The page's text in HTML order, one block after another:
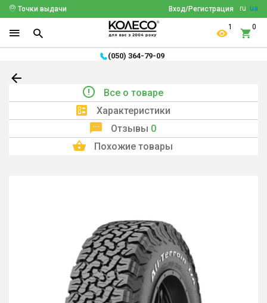
ru ua
Вход/Регистрация
Точки выдачи
1 0
(050) 364-79-09
Все о товаре
Характеристики
Отзывы 0
Похожие товары